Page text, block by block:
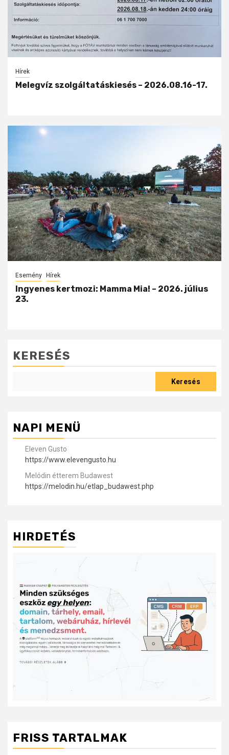
Hírek
Melegvíz szolgáltatáskiesés – 2026.08.16-17.
Esemény Hírek
Ingyenes kertmozi: Mamma Mia! – 2026. július
23.
KERESÉS
Keresés
NAPI MENÜ
Eleven Gusto
https://www.elevengusto.hu
Melódin étterem Budawest
https://melodin.hu/etlap_budawest.php
HIRDETÉS
FRISS TARTALMAK